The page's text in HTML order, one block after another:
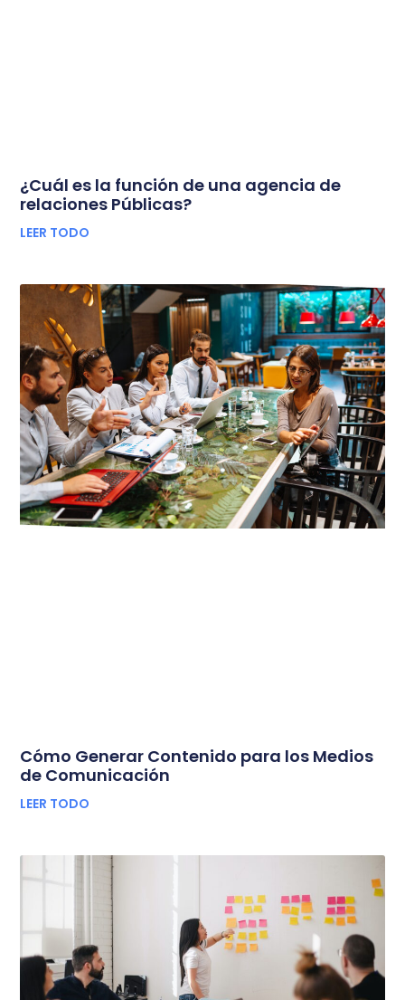
¿Cuál es la función de una agencia de
relaciones Públicas?
LEER TODO
Cómo Generar Contenido para los Medios
de Comunicación
LEER TODO